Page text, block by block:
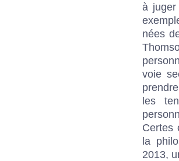
à juger
nées
voie
les
Certes
la
2013,